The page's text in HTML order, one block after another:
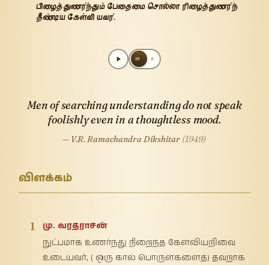
பிழைத்துணர்ந்தும் பேதைமை சொல்லா ரிழைத்துணர்ந்
தீண்டிய கேள்வி யவர்.
அ A
Men of searching understanding do not speak
foolishly even in a thoughtless mood.
— V.R. Ramachandra Dikshitar (1949)
விளக்கம்
1
மு. வரதராசன்
நுட்பமாக உணர்ந்து நிறைந்த கேள்வியறிவை
உடையவர், ( ஒரு கால் பொருள்களைத்) தவறாக